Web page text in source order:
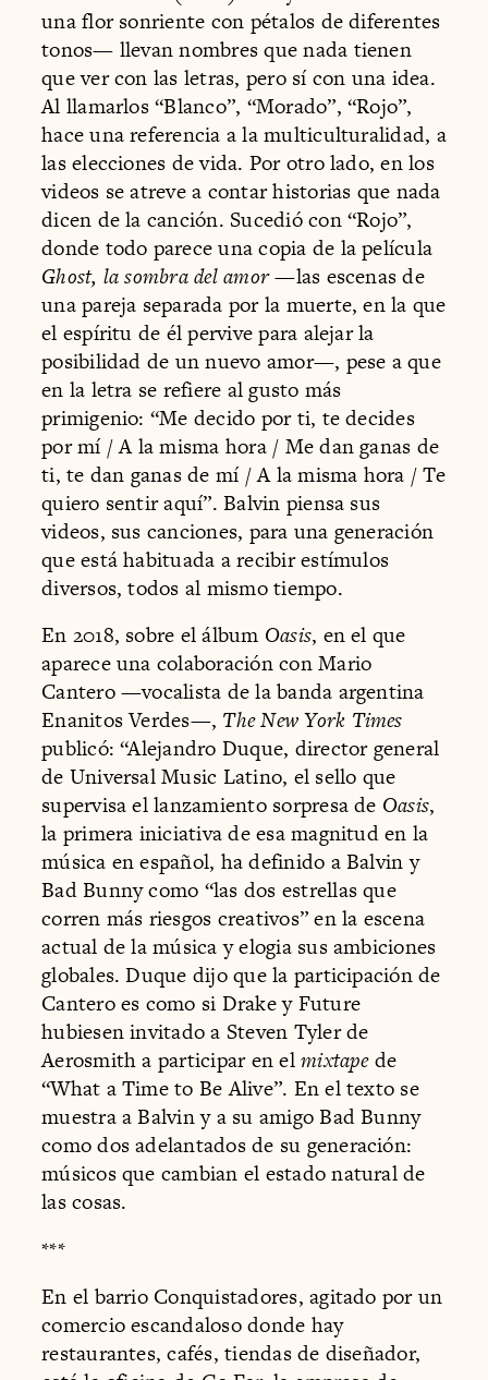
una flor sonriente con pétalos de diferentes
tonos— llevan nombres que nada tienen
que ver con las letras, pero sí con una idea.
Al llamarlos “Blanco”, “Morado”, “Rojo”,
hace una referencia a la multiculturalidad, a
las elecciones de vida. Por otro lado, en los
videos se atreve a contar historias que nada
dicen de la canción. Sucedió con “Rojo”,
donde todo parece una copia de la película
Ghost, la sombra del amor—las escenas de
una pareja separada por la muerte, en la que
el espíritu de él pervive para alejar la
posibilidad de un nuevo amor—, pese a que
en la letra se refiere al gusto más
primigenio: “Me decido por ti, te decides
por mí / A la misma hora / Me dan ganas de
ti, te dan ganas de mí / A la misma hora / Te
quiero sentir aquí”. Balvin piensa sus
videos, sus canciones, para una generación
que está habituada a recibir estímulos
diversos, todos al mismo tiempo.
En 2018, sobre el álbum Oasis, en el que
aparece una colaboración con Mario
Cantero —vocalista de la banda argentina
Enanitos Verdes—, The New York Times
publicó: “Alejandro Duque, director general
de Universal Music Latino, el sello que
supervisa el lanzamiento sorpresa de Oasis,
la primera iniciativa de esa magnitud en la
música en español, ha definido a Balvin y
Bad Bunny como “las dos estrellas que
corren más riesgos creativos” en la escena
actual de la música y elogia sus ambiciones
globales. Duque dijo que la participación de
Cantero es como si Drake y Future
hubiesen invitado a Steven Tyler de
Aerosmith a participar en elmixtapede
“What a Time to Be Alive”. En el texto se
muestra a Balvin y a su amigo Bad Bunny
como dos adelantados de su generación:
músicos que cambian el estado natural de
las cosas.
***
En el barrio Conquistadores, agitado por un
comercio escandaloso donde hay
restaurantes, cafés, tiendas de diseñador,